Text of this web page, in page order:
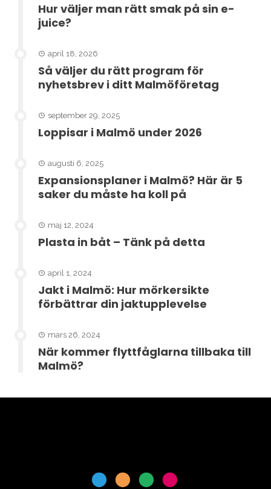
Hur väljer man rätt smak på sin e-
juice?
april 18, 2026
Så väljer du rätt program för
nyhetsbrev i ditt Malmöföretag
september 29, 2025
Loppisar i Malmö under 2026
augusti 6, 2025
Expansionsplaner i Malmö? Här är 5
saker du måste ha koll på
maj 12, 2024
Plasta in båt – Tänk på detta
april 1, 2024
Jakt i Malmö: Hur mörkersikte
förbättrar din jaktupplevelse
mars 26, 2024
När kommer flyttfåglarna tillbaka till
Malmö?